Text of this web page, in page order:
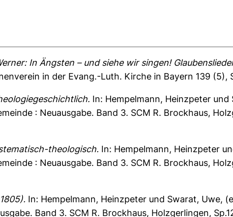
In Ängsten – und siehe wir singen!
in der Evang.-Luth. Kirche in Bayern 139 (5),
In: Hempelmann, Heinzpeter und
: Neuausgabe. Band 3. SCM R. Brockhaus,
theologisch. In: Hempelmann, Heinzpeter
: Neuausgabe. Band 3. SCM R. Brockhaus,
In: Hempelmann, Heinzpeter und Swarat, Uwe,
Band 3. SCM R. Brockhaus, Holzgerlingen,